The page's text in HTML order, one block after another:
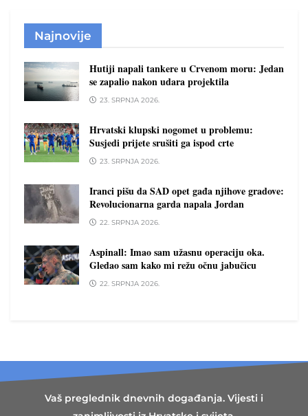
Najnovije
Hutiji napali tankere u Crvenom moru: Jedan
se zapalio nakon udara projektila
23. SRPNJA 2026.
Hrvatski klupski nogomet u problemu:
Susjedi prijete srušiti ga ispod crte
23. SRPNJA 2026.
Iranci pišu da SAD opet gađa njihove gradove:
Revolucionarna garda napala Jordan
22. SRPNJA 2026.
Aspinall: Imao sam užasnu operaciju oka.
Gledao sam kako mi režu očnu jabučicu
22. SRPNJA 2026.
Vaš preglednik dnevnih događanja. Vijesti i